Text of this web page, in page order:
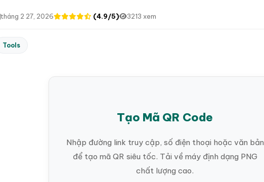
tháng 2 27, 2026 (4.9/5) 3213 xem
Tools
Tạo Mã QR Code
Nhập đường link truy cập, số điện thoại hoặc văn bản
để tạo mã QR siêu tốc. Tải về máy định dạng PNG
chất lượng cao.